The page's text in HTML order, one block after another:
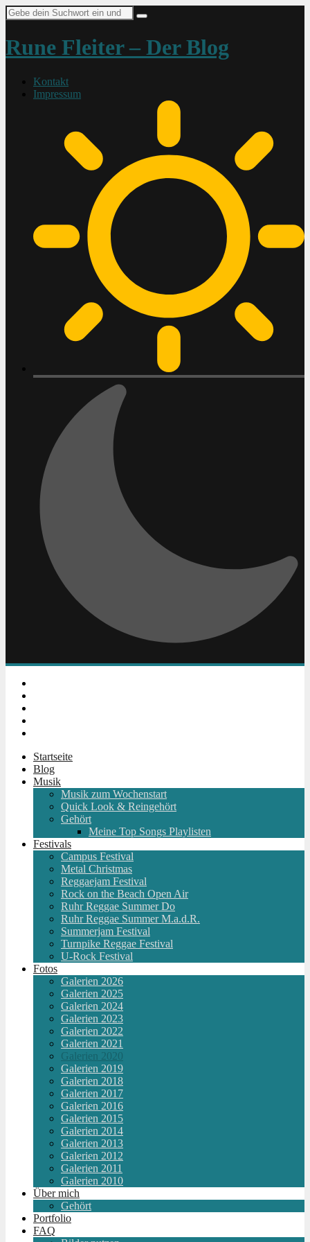
Suche
nach:
Rune Fleiter – Der Blog
Kontakt
Impressum
Startseite
Blog
Musik
Musik zum Wochenstart
Quick Look & Reingehört
Gehört
Meine Top Songs Playlisten
Festivals
Campus Festival
Metal Christmas
Reggaejam Festival
Rock on the Beach Open Air
Ruhr Reggae Summer Do
Ruhr Reggae Summer M.a.d.R.
Summerjam Festival
Turnpike Reggae Festival
U-Rock Festival
Fotos
Galerien 2026
Galerien 2025
Galerien 2024
Galerien 2023
Galerien 2022
Galerien 2021
Galerien 2020
Galerien 2019
Galerien 2018
Galerien 2017
Galerien 2016
Galerien 2015
Galerien 2014
Galerien 2013
Galerien 2012
Galerien 2011
Galerien 2010
Über mich
Gehört
Portfolio
FAQ